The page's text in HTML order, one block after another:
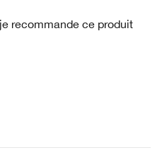
recommande ce produit